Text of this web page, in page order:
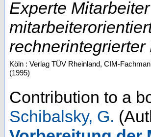
Experte
Köln : Verlag TÜV Rheinland, CIM-
(1995)
Contribution to a
Schibalsky, G.